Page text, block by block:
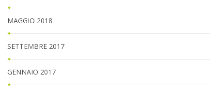
MAGGIO 2018
SETTEMBRE 2017
GENNAIO 2017